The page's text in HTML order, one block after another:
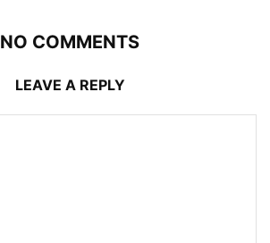
NO COMMENTS
LEAVE A REPLY